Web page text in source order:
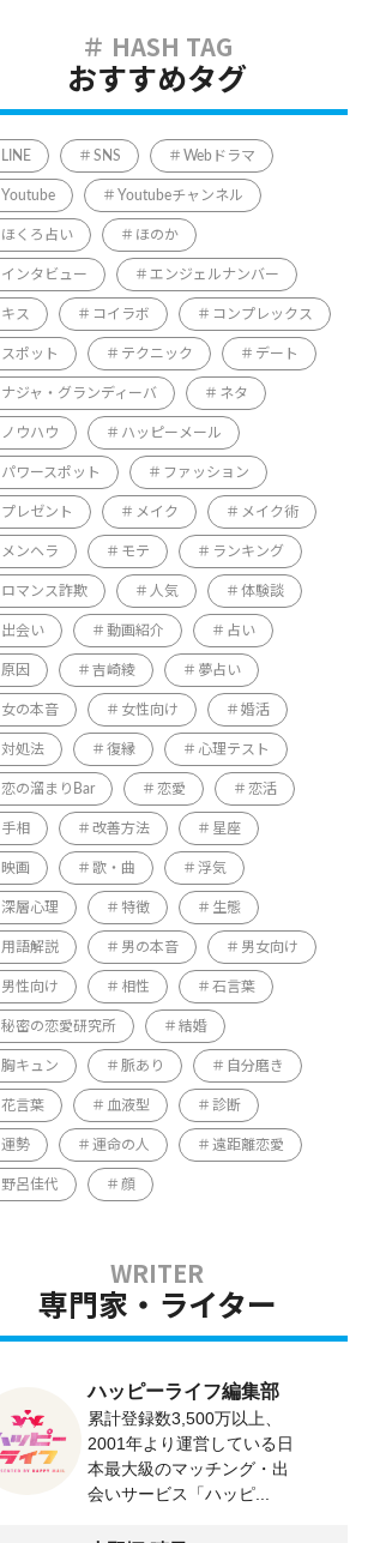
おすすめタグ
LINE SNS Webドラマ
Youtube Youtubeチャンネル
ほくろ占い ほのか
インタビュー エンジェルナンバー
キス コイラボ コンプレックス
スポット テクニック デート
ナジャ・グランディーバ ネタ
ノウハウ ハッピーメール
パワースポット ファッション
プレゼント メイク メイク術
メンヘラ モテ ランキング
ロマンス詐欺 人気 体験談
出会い 動画紹介 占い
原因 吉崎綾 夢占い
女の本音 女性向け 婚活
対処法 復縁 心理テスト
恋の溜まりBar 恋愛 恋活
手相 改善方法 星座
映画 歌・曲 浮気
深層心理 特徴 生態
用語解説 男の本音 男女向け
男性向け 相性 石言葉
秘密の恋愛研究所 結婚
胸キュン 脈あり 自分磨き
花言葉 血液型 診断
運勢 運命の人 遠距離恋愛
野呂佳代 顔
専門家・ライター
ハッピーライフ編集部
累計登録数3,500万以上、
2001年より運営している日
本最大級のマッチング・出
会いサービス「ハッピ...